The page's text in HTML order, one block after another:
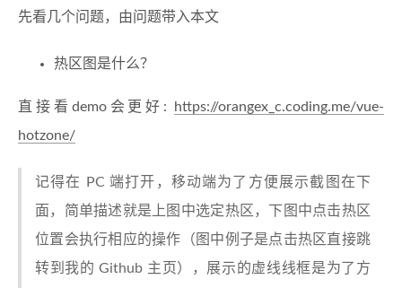
先看几个问题，由问题带入本文
热区图是什么？
直接看demo会更好:
https://orangex_c.coding.me/vue-
hotzone/
记得在 PC 端打开，移动端为了方便展示截图在下
面，简单描述就是上图中选定热区，下图中点击热区
位置会执行相应的操作（图中例子是点击热区直接跳
转到我的 Github 主页），展示的虚线线框是为了方